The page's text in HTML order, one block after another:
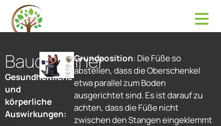
Bauchtrainer
Gesundheitliche
und
körperliche
Auswirkungen:
Grundposition: Die Füße so
abstellen, dass die Oberschenkel
etwa parallel zum Boden
ausgerichtet sind. Es ist darauf zu
achten, dass die Füße nicht
zwischen den Stangen eingeklemmt